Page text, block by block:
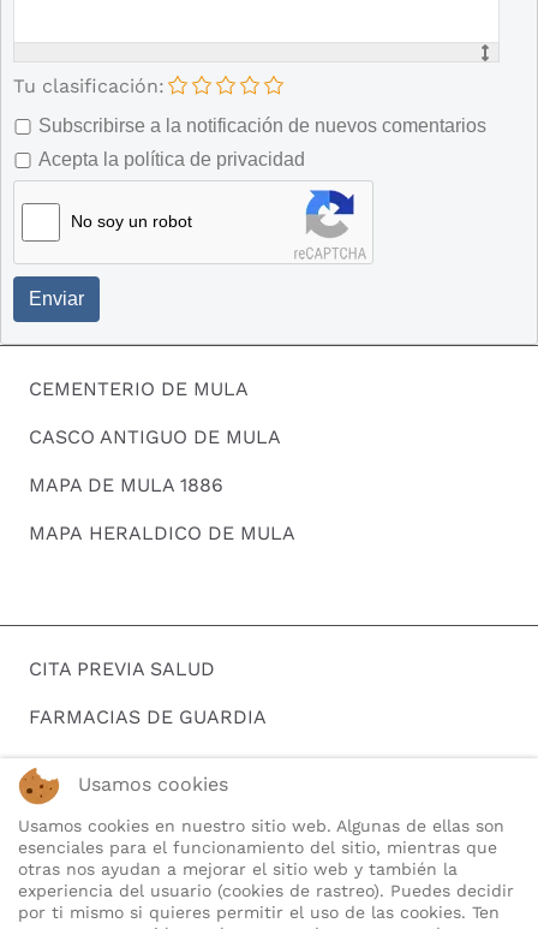
Tu clasificación:
Subscribirse a la notificación de nuevos comentarios
Acepta la política de privacidad
No soy un robot
Enviar
CEMENTERIO DE MULA
CASCO ANTIGUO DE MULA
MAPA DE MULA 1886
MAPA HERALDICO DE MULA
CITA PREVIA SALUD
FARMACIAS DE GUARDIA
HORARIOS DE AUTOBUSES
BUSCAR EMPLEO
TELEFONOS DE INTERES
QUIENES SOMOS
Usamos cookies
Usamos cookies en nuestro sitio web. Algunas de ellas son
esenciales para el funcionamiento del sitio, mientras que
otras nos ayudan a mejorar el sitio web y también la
experiencia del usuario (cookies de rastreo). Puedes decidir
por ti mismo si quieres permitir el uso de las cookies. Ten